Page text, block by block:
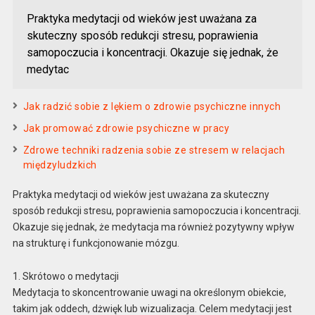
Praktyka medytacji od wieków jest uważana za
skuteczny sposób redukcji stresu, poprawienia
samopoczucia i koncentracji. Okazuje się jednak, że
medytac
Jak radzić sobie z lękiem o zdrowie psychiczne innych
Jak promować zdrowie psychiczne w pracy
Zdrowe techniki radzenia sobie ze stresem w relacjach
międzyludzkich
Praktyka medytacji od wieków jest uważana za skuteczny
sposób redukcji stresu, poprawienia samopoczucia i koncentracji.
Okazuje się jednak, że medytacja ma również pozytywny wpływ
na strukturę i funkcjonowanie mózgu.
1. Skrótowo o medytacji
Medytacja to skoncentrowanie uwagi na określonym obiekcie,
takim jak oddech, dżwięk lub wizualizacja. Celem medytacji jest